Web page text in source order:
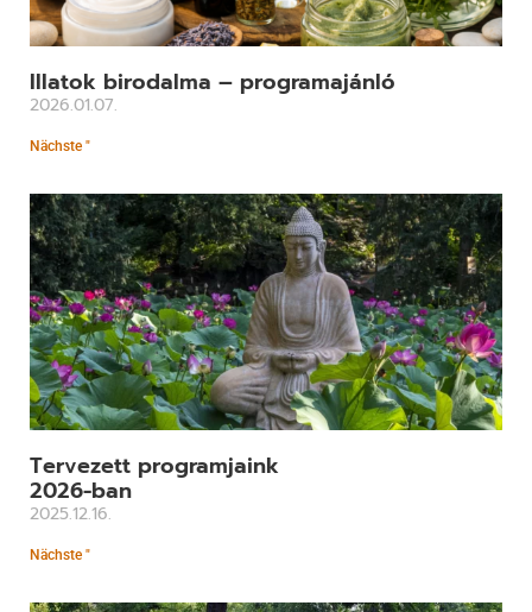
Illatok birodalma – programajánló
2026.01.07.
Nächste "
Tervezett programjaink
2026-ban
2025.12.16.
Nächste "